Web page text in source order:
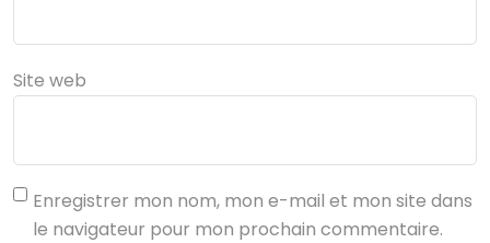
Site web
Enregistrer mon nom, mon e-mail et mon site dans
le navigateur pour mon prochain commentaire.